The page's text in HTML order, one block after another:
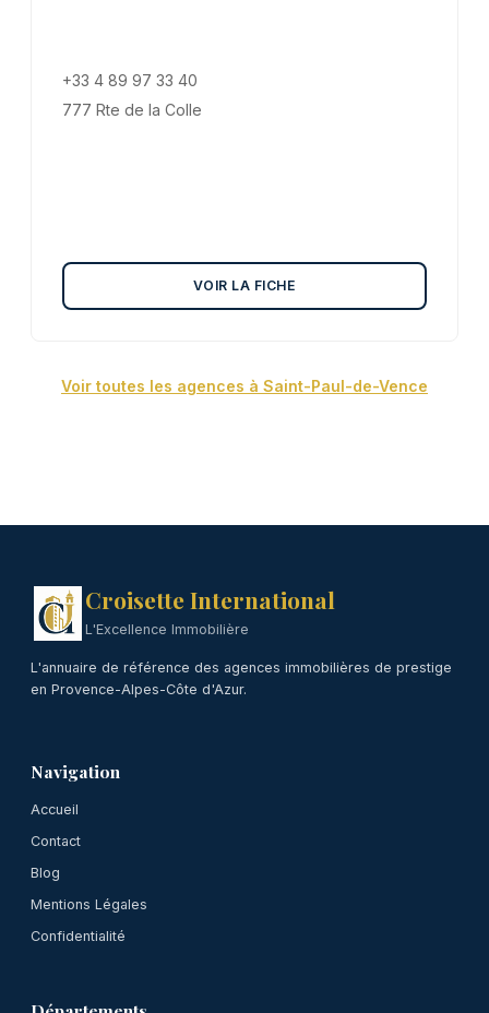
+33 4 89 97 33 40
777 Rte de la Colle
VOIR LA FICHE
Voir toutes les agences à Saint-Paul-de-Vence
Croisette International
L'Excellence Immobilière
L'annuaire de référence des agences immobilières de prestige
en Provence-Alpes-Côte d'Azur.
Navigation
Accueil
Contact
Blog
Mentions Légales
Confidentialité